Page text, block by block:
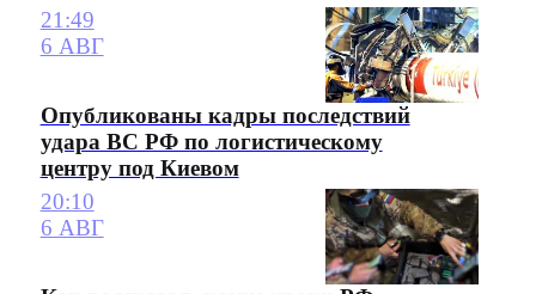
21:49
6 АВГ
Опубликованы кадры последствий
удара ВС РФ по логистическому
центру под Киевом
20:10
6 АВГ